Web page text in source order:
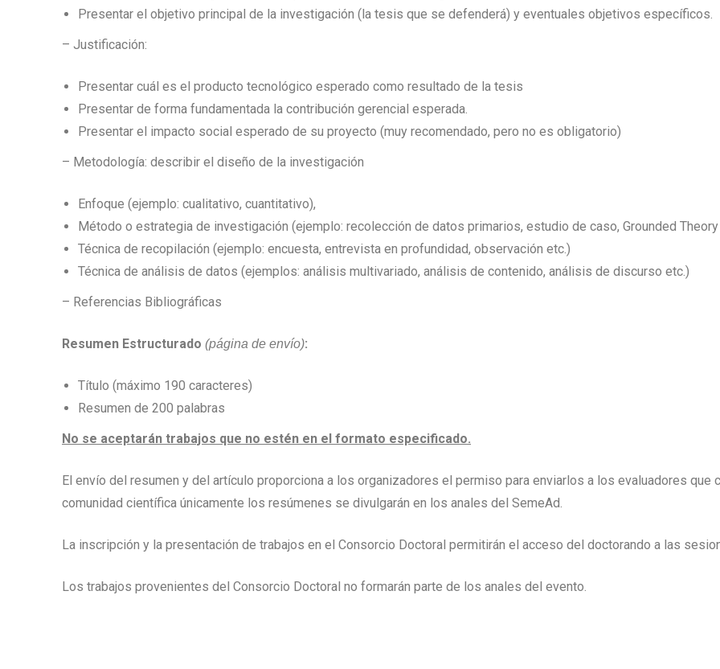
Presentar el objetivo principal de la investigación (la tesis que se defenderá) y eventuales objetivos específicos.
– Justificación:
Presentar cuál es el producto tecnológico esperado como resultado de la tesis
Presentar de forma fundamentada la contribución gerencial esperada.
Presentar el impacto social esperado de su proyecto (muy recomendado, pero no es obligatorio)
– Metodología: describir el diseño de la investigación
Enfoque (ejemplo: cualitativo, cuantitativo),
Método o estrategia de investigación (ejemplo: recolección de datos primarios, estudio de caso, Grounded
Técnica de recopilación (ejemplo: encuesta, entrevista en profundidad, observación etc.)
Técnica de análisis de datos (ejemplos: análisis multivariado, análisis de contenido, análisis de discurso etc.)
– Referencias Bibliográficas
Resumen Estructurado (página de envío):
Título (máximo 190 caracteres)
Resumen de 200 palabras
No se aceptarán trabajos que no estén en el formato especificado.
El envío del resumen y del artículo proporciona a los organizadores el permiso para enviarlos a los evaluadores que
comunidad científica únicamente los resúmenes se divulgarán en los anales del SemeAd.
La inscripción y la presentación de trabajos en el Consorcio Doctoral permitirán el acceso del doctorando a las
Los trabajos provenientes del Consorcio Doctoral no formarán parte de los anales del evento.